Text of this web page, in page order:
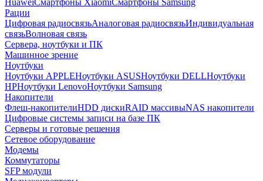
HuaweiСмартфоны XiaomiСмартфоны Samsung
Рации
Цифровая радиосвязьАналоговая радиосвязьИндивидуальная
связьВолновая связь
Сервера, ноутбуки и ПК
Машинное зрение
Ноутбуки
Ноутбуки APPLEНоутбуки ASUSНоутбуки DELLНоутбуки
HPНоутбуки LenovoНоутбуки Samsung
Накопители
Флеш-накопителиHDD дискиRAID массивыNAS накопители
Цифровые системы записи на базе ПК
Серверы и готовые решения
Сетевое оборудование
Модемы
Коммутаторы
SFP модули